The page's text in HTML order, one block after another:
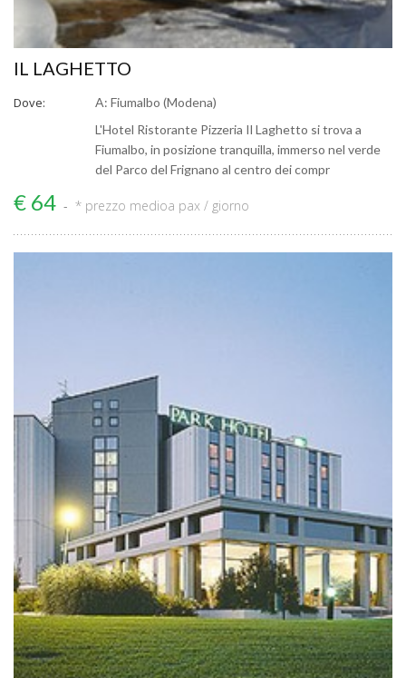
IL LAGHETTO
Dove:
A: Fiumalbo (Modena)
L'Hotel Ristorante Pizzeria Il Laghetto si trova a
Fiumalbo, in posizione tranquilla, immerso nel verde
del Parco del Frignano al centro dei compr
€ 64 * prezzo medioa pax / giorno